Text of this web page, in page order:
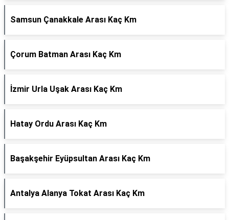
Samsun Çanakkale Arası Kaç Km
Çorum Batman Arası Kaç Km
İzmir Urla Uşak Arası Kaç Km
Hatay Ordu Arası Kaç Km
Başakşehir Eyüpsultan Arası Kaç Km
Antalya Alanya Tokat Arası Kaç Km